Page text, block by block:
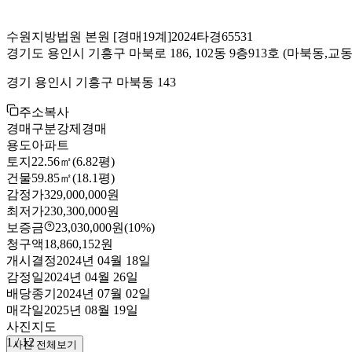
수원지방법원 본원 [경매19계]2024타경65531
경기도 용인시 기흥구 마북로 186, 102동 9층913호 (마북동,교
경기 용인시 기흥구 마북동 143
주소복사
경매구분강제경매
용도아파트
토지 22.56㎡(6.82평)
건물59.85㎡(18.1평)
감정가329,000,000원
최저가230,300,000원
보증금
23,030,000원(10%)
청구액18,860,152원
개시결정2024년 04월 18일
감정일2024년 04월 26일
배당종기 2024년 07월 02일
매각일2025년 08월 19일
사진지도
1 /12
사진 전체보기